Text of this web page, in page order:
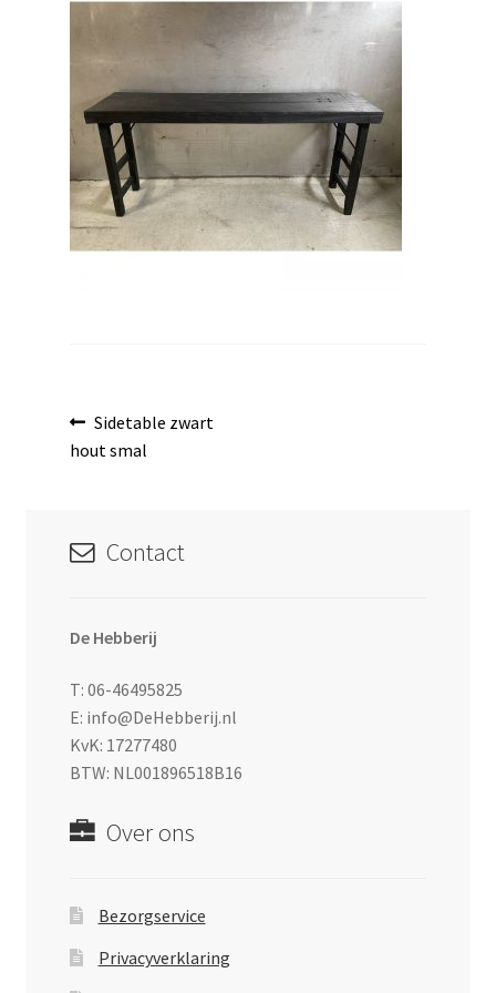
Bericht
navigatie
Vorig
bericht:
Sidetable zwart
hout smal
Contact
De Hebberij
T: 06-46495825
E: info@DeHebberij.nl
KvK: 17277480
BTW: NL001896518B16
Over ons
Bezorgservice
Privacyverklaring